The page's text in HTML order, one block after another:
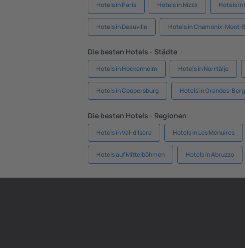
Hotels in Paris Hotels in Nizza Hotels in
Hotels in Deauville Hotels in Chamonix-Mont-
Die besten Hotels - Städte
Hotels in Hockenheim Hotels in Norrtälje
Hotels in Coopersburg Hotels in Grandes-
Die besten Hotels - Regionen
Hotels in Val-d’Isère Hotels in Les Menuires
Hotels auf Mittelböhmen Hotels in Abruzzo